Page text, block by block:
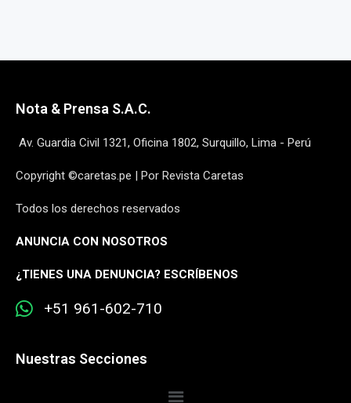
Nota & Prensa S.A.C.
Av. Guardia Civil 1321, Oficina 1802, Surquillo, Lima - Perú
Copyright ©caretas.pe | Por Revista Caretas
Todos los derechos reservados
ANUNCIA CON NOSOTROS
¿TIENES UNA DENUNCIA? ESCRÍBENOS
+51 961-602-710
Nuestras Secciones